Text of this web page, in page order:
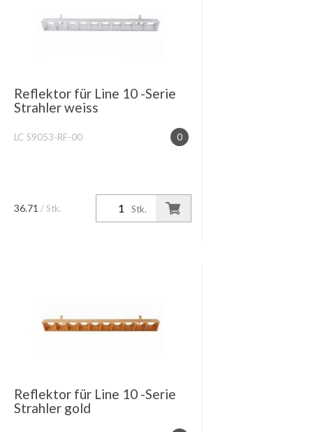
Reflektor für Line 10 -Serie
Strahler weiss
0
LC 59053-RF-00
Stk.
36.71 / Stk.
Reflektor für Line 10 -Serie
Strahler gold